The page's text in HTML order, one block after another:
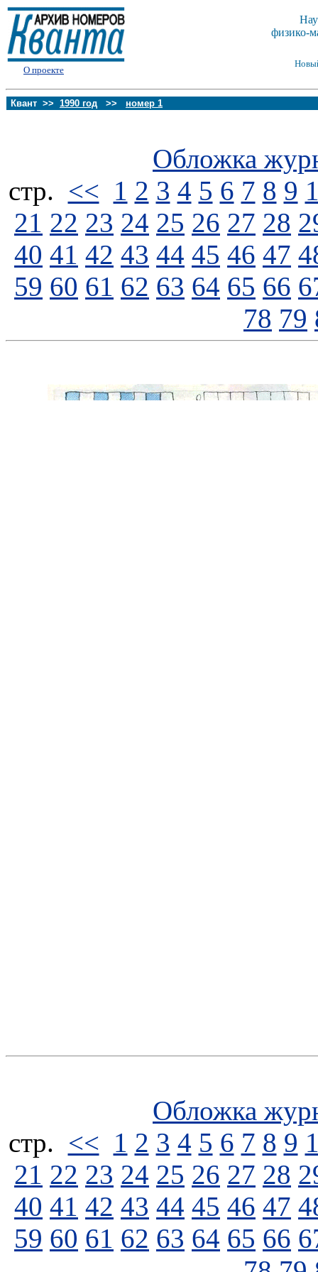
О проекте
физико-
Квант >> 1990 год >> номер 1
Обложка
стp. << 1 2 3 4 5 6 7 8 9
21 22 23 24 25 26 27 28
40 41 42 43 44 45 46 47
59 60 61 62 63 64 65 66
78 79
Обложка
стp. << 1 2 3 4 5 6 7 8 9
21 22 23 24 25 26 27 28
40 41 42 43 44 45 46 47
59 60 61 62 63 64 65 66